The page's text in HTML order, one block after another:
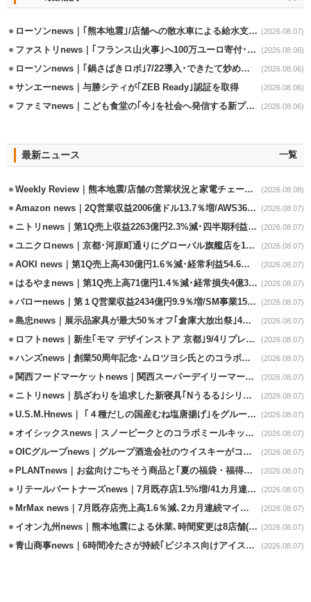
ローソンnews｜｢熊本地震｣/店舗への散水車による給水支援を開始 (2026.08.07)
ファストリnews｜｢フランス山火事｣へ100万ユーロ寄付･衣料5万点も提供 (2026.08.06)
ローソンnews｜｢鍋さばきロボ｣7/22導入･できたて炒めメニューを提供 (2026.08.06)
サンエーnews｜与勝シティが｢ZEB Ready｣認証を取得 (2026.08.06)
ファミマnews｜こども食堂の｢今｣を社会へ発信する新プロジェクト始動 (2026.08.06)
最新ニュース 一覧
Weekly Review｜熊本地震/店舗の営業状況と家電チェーンの支援策 (2026.08.08)
Amazon news｜2Q営業収益2006億ドル13.7％増/AWS36.8％％増が貢献 (2026.08.07)
ニトリnews｜第1Q売上収益2263億円2.3%減･四半期利益1.4％減 (2026.08.07)
ユニクロnews｜京都･河原町通りにグローバル旗艦店を11/6開設 (2026.08.07)
AOKI news｜第1Q売上高430億円1.6％減･経常利益54.6％減 (2026.08.07)
はるやまnews｜第1Q売上高71億円1.4％減･経常損失4億3800万円 (2026.08.07)
バローnews｜第１Q営業収益2434億円9.9％増/SM事業15.5％増と絶好調 (2026.08.07)
島忠news｜展示品家具が最大50％オフ｢倉庫大放出祭｣4店舗限定で開催 (2026.08.07)
ロフトnews｜新生｢モマ デザインストア 京都｣9/4リプレイスオープン (2026.08.07)
ハンズnews｜創業50周年記念･ムロツヨシ氏とのコラボ企画｢ムロハンズ｣開催 (2026.08.07)
関西フードマーケットnews｜関西スーパーデイリーマート蒲生店8/7改装 (2026.08.07)
ニトリnews｜肌ざわりを追求した新寝具｢Nうるる｣シリーズを発売 (2026.08.07)
U.S.M.Hnews｜ ｢４種だしの国産むね塩唐揚げ｣をグループ610店で共同販促 (2026.08.07)
オイシックスnews｜スノーピークとのコラボミールキット8/13発売 (2026.08.07)
OICグループnews｜グループ酒造会社のウイスキーがコンペティション受賞 (2026.08.07)
PLANTnews｜お盆向けごちそう商品と｢夏の福袋・福得カート｣8/8から開催 (2026.08.07)
リテールパートナーズnews｜7月既存店1.5%増/41カ月連続増 (2026.08.07)
MrMax news｜7月既存店売上高1.6％減､2カ月連続マイナス (2026.08.07)
イオン九州news｜熊本地震による休業､時間変更は8店舗(8/7時点) (2026.08.07)
青山商事news｜6時間冷たさが持続｢ビジネス向けアイスベスト｣発売 (2026.08.07)